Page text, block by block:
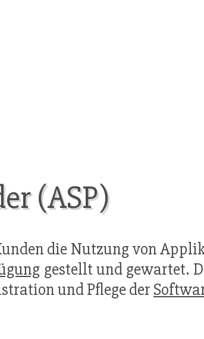
(ASP)
die Nutzung von
gestellt und gewartet.
und Pflege der